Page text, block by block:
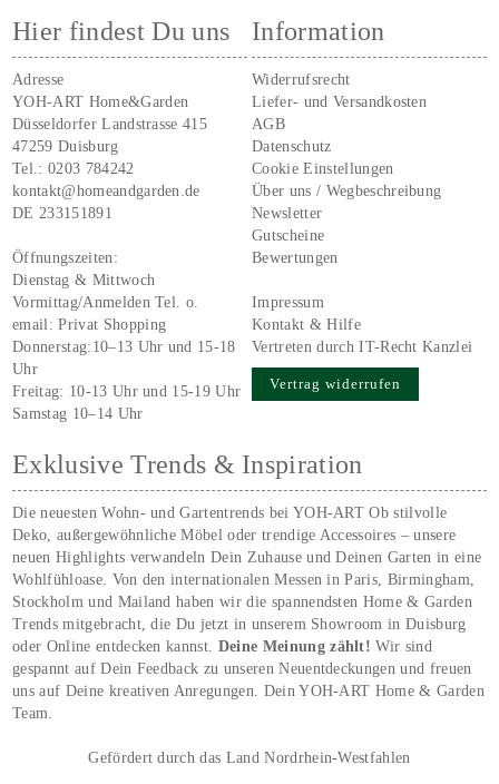
Hier findest Du uns
Adresse
YOH-ART Home&Garden
Düsseldorfer Landstrasse 415
47259 Duisburg
Tel.:0203 784242
kontakt@homeandgarden.de
DE 233151891
Öffnungszeiten:
Dienstag & Mittwoch
Vormittag/Anmelden Tel. o.
email:Privat Shopping
Donnerstag:10–13 Uhr und 15-18
Uhr
Freitag: 10-13 Uhr und 15-19 Uhr
Samstag 10–14 Uhr
Information
Widerrufsrecht
Liefer- und Versandkosten
AGB
Datenschutz
Cookie Einstellungen
Über uns / Wegbeschreibung
Newsletter
Gutscheine
Bewertungen
Impressum
Kontakt & Hilfe
Vertreten durch IT-Recht Kanzlei
Vertrag widerrufen
Exklusive Trends & Inspiration
Die neuesten Wohn- und Gartentrends bei YOH‑ART Ob stilvolle
Deko, außergewöhnliche Möbel oder trendige Accessoires – unsere
neuen Highlights verwandeln Dein Zuhause und Deinen Garten in eine
Wohlfühloase. Von den internationalen Messen in Paris, Birmingham,
Stockholm und Mailand haben wir die spannendsten Home & Garden
Trends mitgebracht, die Du jetzt in unserem Showroom in Duisburg
oder Online entdecken kannst. Deine Meinung zählt!Wir sind
gespannt auf Dein Feedback zu unseren Neuentdeckungen und freuen
uns auf Deine kreativen Anregungen. Dein YOH‑ART Home & Garden
Team.
Gefördert durch das Land Nordrhein-Westfahlen